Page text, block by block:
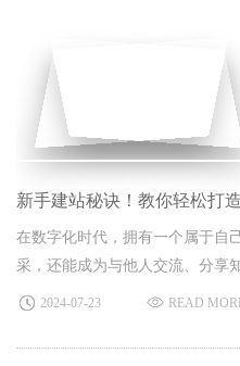
新手建站秘诀！教你轻松打
在数字化时代，拥有一个属于自
采，还能成为与他人交流、分享
来说，如何制作个人网站却是个
2024-07-23 READ